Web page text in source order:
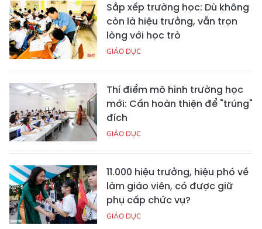
Sắp xếp trường học: Dù không
còn là hiệu trưởng, vẫn trọn
lòng với học trò
GIÁO DỤC
Thí điểm mô hình trường học
mới: Cần hoàn thiện để "trúng"
đích
GIÁO DỤC
11.000 hiệu trưởng, hiệu phó về
làm giáo viên, có được giữ
phụ cấp chức vụ?
GIÁO DỤC